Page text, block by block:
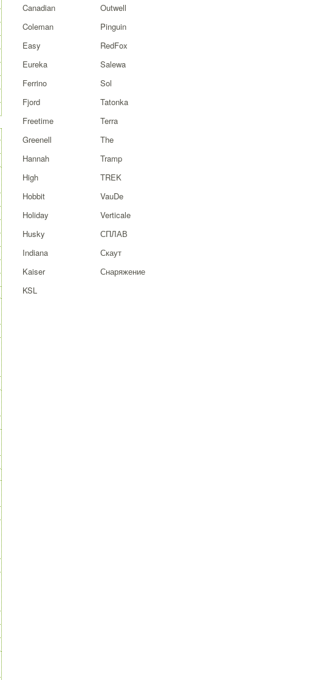
Canadian
Coleman
Easy
Eureka
Ferrino
Fjord
Freetime
Greenell
Hannah
High
Hobbit
Holiday
Husky
Indiana
Kaiser
KSL
Outwell
Pinguin
RedFox
Salewa
Sol
Tatonka
Terra
The
Tramp
TREK
VauDe
Verticale
СПЛАВ
Скаут
Снаряжение